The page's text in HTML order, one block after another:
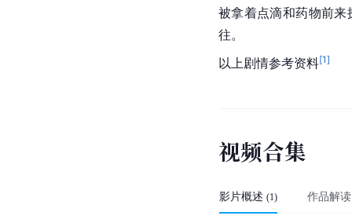
被拿着点滴和药物前
往。
以上剧情参考资料[1]
视频合集
影片概述 (1) 作品解读